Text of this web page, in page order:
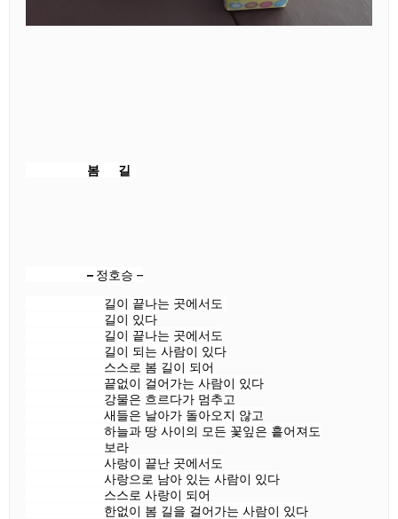
봄 길
– 정호승 –
길이 끝나는 곳에서도
길이 있다
길이 끝나는 곳에서도
길이 되는 사람이 있다
스스로 봄 길이 되어
끝없이 걸어가는 사람이 있다
강물은 흐르다가 멈추고
새들은 날아가 돌아오지 않고
하늘과 땅 사이의 모든 꽃잎은 흩어져도
보라
사랑이 끝난 곳에서도
사랑으로 남아 있는 사람이 있다
스스로 사랑이 되어
한없이 봄 길을 걸어가는 사람이 있다